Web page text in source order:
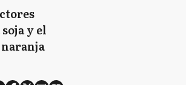
y el